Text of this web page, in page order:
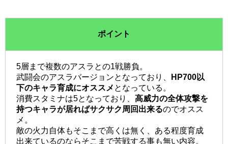
ポイント
5層まで複数のアスラとの1戦勝負。
武闘会のアスラバージョンとなっており、
HP700以
下のキャラ育成にオススメ となっている。
消費スタミナは5となっており、高威力の全体攻撃を
持つキャラが居ればサクサク周回出来るのでオスス
メ。
敵の火力自体もそこまで高くは無く、ある程度育成
出来ているのならそこまで苦戦する事も無い内容。